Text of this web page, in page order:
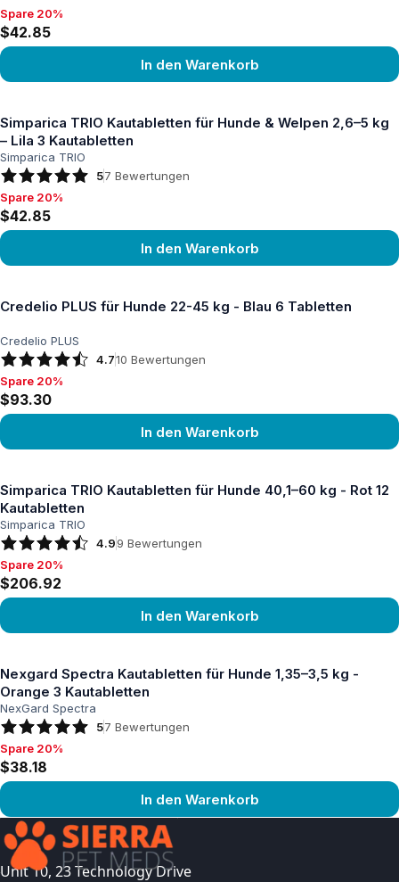
Spare 20%, $42.85
Spare 20%
$42.85
In den Warenkorb
Simparica TRIO Kautabletten für Hunde & Welpen 2,6–5 kg
– Lila 3 Kautabletten
Simparica TRIO
57 Bewertungen
Spare 20%, $42.85
Spare 20%
$42.85
In den Warenkorb
Credelio PLUS für Hunde 22-45 kg - Blau 6 Tabletten
Credelio PLUS
4.710 Bewertungen
Spare 20%, $93.30
Spare 20%
$93.30
In den Warenkorb
Simparica TRIO Kautabletten für Hunde 40,1–60 kg - Rot 12
Kautabletten
Simparica TRIO
4.99 Bewertungen
Spare 20%, $206.92
Spare 20%
$206.92
In den Warenkorb
Nexgard Spectra Kautabletten für Hunde 1,35–3,5 kg -
Orange 3 Kautabletten
NexGard Spectra
57 Bewertungen
Spare 20%, $38.18
Spare 20%
$38.18
In den Warenkorb
Produkt ansehen
Unit 10, 23 Technology Drive